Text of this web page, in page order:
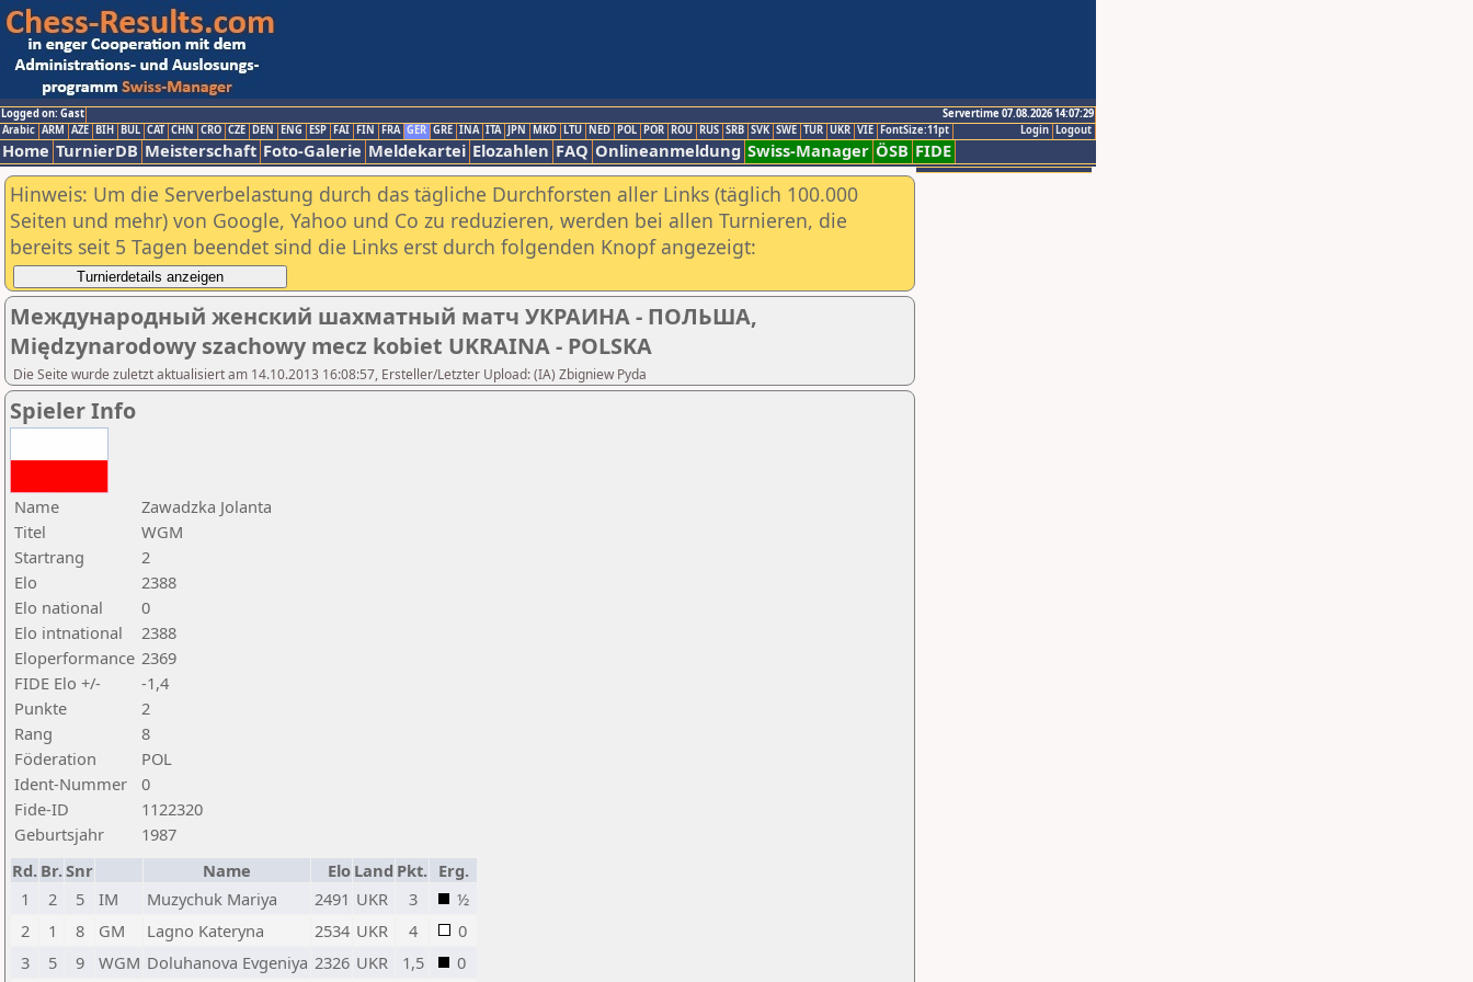
Logged on: Gast
Servertime 07.08.2026 14:07:29
Logout
Login
Arabic ARM AZE BIH BUL CAT CHN CRO CZE DEN ENG ESP FAI FIN FRA GER GRE INA ITA JPN MKD LTU NED POL POR ROU RUS SRB SVK SWE TUR UKR VIE FontSize:11pt
Home TurnierDB Meisterschaft Foto-Galerie Meldekartei Elozahlen FAQ Onlineanmeldung Swiss-Manager ÖSB FIDE
Hinweis: Um die Serverbelastung durch das tägliche Durchforsten aller Links (täglich 100.000
Seiten und mehr) von Google, Yahoo und Co zu reduzieren, werden bei allen Turnieren, die
bereits seit 5 Tagen beendet sind die Links erst durch folgenden Knopf angezeigt:
Международный женский шахматный матч УКРАИНА - ПОЛЬША,
Międzynarodowy szachowy mecz kobiet UKRAINA - POLSKA
Die Seite wurde zuletzt aktualisiert am 14.10.2013 16:08:57, Ersteller/Letzter Upload: (IA) Zbigniew Pyda
Spieler Info
Name
Zawadzka Jolanta
Titel
WGM
Startrang
2
Elo
2388
Elo national
0
Elo intnational
2388
Eloperformance 2369
FIDE Elo +/-
-1,4
Punkte
2
Rang
8
Föderation
POL
Ident-Nummer
0
Fide-ID
1122320
Geburtsjahr
1987
Rd. Br.Snr Name Elo Land Pkt. Erg.
1
2 5 IM Muzychuk Mariya 2491 UKR 3
½
2
1 8 GM Lagno Kateryna 2534 UKR 4
0
3
5 9 WGM Doluhanova Evgeniya 2326 UKR 1,5 0